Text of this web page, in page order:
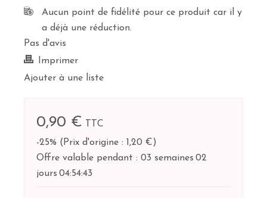
Aucun point de fidélité pour ce produit car il y
a déjà une réduction.
Pas d'avis
Imprimer
Ajouter à une liste
0,90 €
TTC
-25% ( Prix d'origine : 1,20 €)
Offre valable pendant : 03 semaines 02
jours 04:54:42